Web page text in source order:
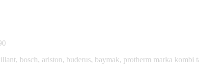
bosch, ariston, buderus, baymak, protherm marka kombi